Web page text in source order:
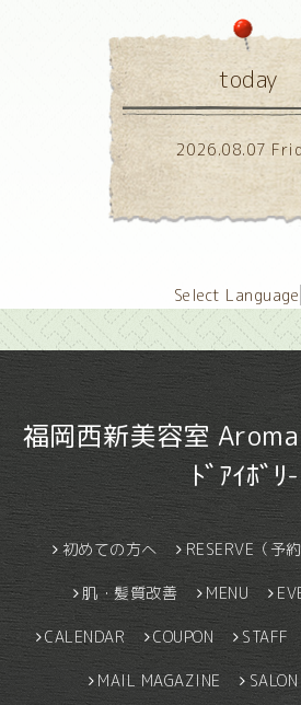
today
2026.08.07
Select Language
福岡西新美容室
ﾄﾞｱｲﾎﾞﾘ-
初めての方へ RESERVE（予約
肌・髪質改善 MENU
CALENDAR COUPON STAFF
MAIL MAGAZINE SALON